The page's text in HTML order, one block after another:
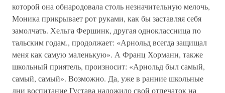
которой она обнародовала столь незначительную мелочь,
Моника прикрывает рот руками, как бы заставляя себя
замолчать. Хельга Фершинк, другая одноклассница по
тальским годам., продолжает: «Арнольд всегда защищал
меня как самую маленькую». А Франц Хорманн, также
школьный приятель, произносит: «Арнольд был самый,
самый, самый». Возможно. Да, уже в ранние школьные
дни воспитание Густава наложило свой отпечаток на